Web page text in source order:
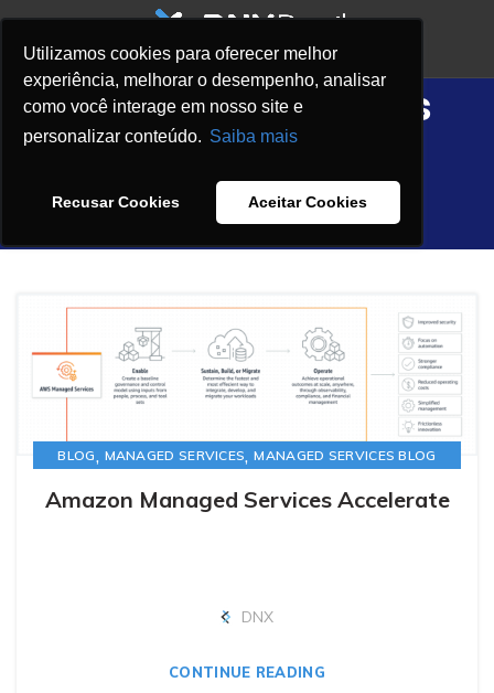
Utilizamos cookies para oferecer melhor
experiência, melhorar o desempenho, analisar
como você interage em nosso site e
personalizar conteúdo. Saiba mais
Recusar Cookies Aceitar Cookies
Managed Services
Blog
HOME
MANAGED SERVICES
ARCHIVE BY CATEGORY "MANAGED SERVICES BLOG"
BLOG, MANAGED SERVICES,MANAGED SERVICES BLOG
Amazon Managed Services Accelerate
DNX
CONTINUE READING